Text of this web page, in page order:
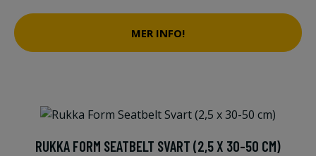
MER INFO!
RUKKA FORM SEATBELT SVART (2,5 X 30-50 CM)